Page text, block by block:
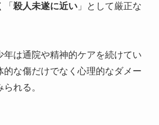
殺人未遂に近い」として厳正な
年は通院や精神的ケアを続けてい
的な傷だけでなく心理的なダメー
れる。